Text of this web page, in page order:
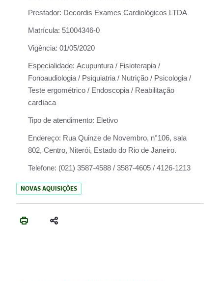
Prestador: Decordis Exames Cardiológicos LTDA
Matrícula: 51004346-0
Vigência: 01/05/2020
Especialidade: Acupuntura / Fisioterapia /
Fonoaudiologia / Psiquiatria / Nutrição / Psicologia /
Teste ergométrico / Endoscopia / Reabilitação
cardíaca
Tipo de atendimento: Eletivo
Endereço: Rua Quinze de Novembro, n°106, sala
802, Centro, Niterói, Estado do Rio de Janeiro.
Telefone: (021) 3587-4588 / 3587-4605 / 4126-1213
NOVAS AQUISIÇÕES